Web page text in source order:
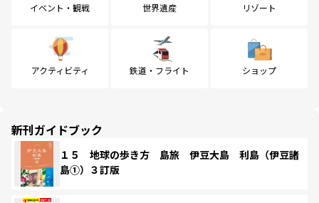
イベント・観戦 世界遺産 リゾート
アクティビティ 鉄道・フライト ショップ
新刊ガイドブック
１５ 地球の歩き方 島旅 伊豆大島 利島（伊豆諸
島①）３訂版